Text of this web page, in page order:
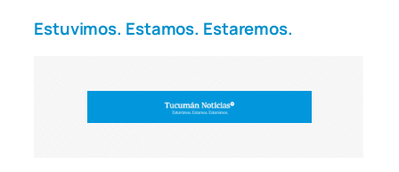
Estuvimos. Estamos. Estaremos.